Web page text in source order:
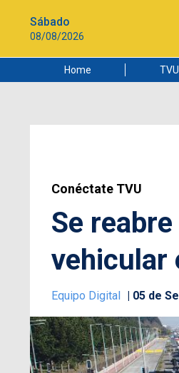
Sábado
08/08/2026
Home
Ciudad
Conéctate TVU
Se
vehicular
Equipo Digital 05 de